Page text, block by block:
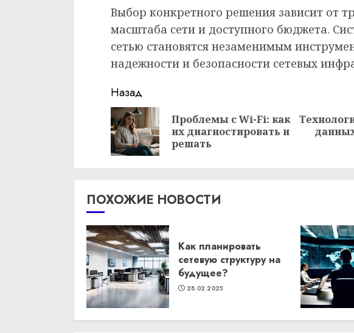
Выбор конкретного решения зависит от
масштаба сети и доступного бюджета.
сетью становятся незаменимым
надежности и безопасности сетевых
Продолжить
чтение
Назад
Проблемы с Wi-Fi: как
их диагностировать и
решать
ПОХОЖИЕ НОВОСТИ
Как планировать
сетевую структуру на
будущее?
28.02.2025